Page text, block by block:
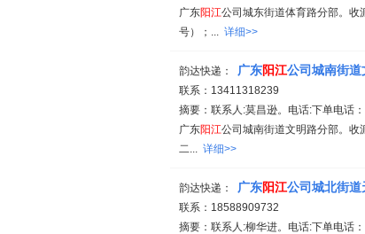
广东阳江公司城东街道体育路分部。收
号）；... 详细>>
韵达快递： 广东阳江公司城南街道
联系：13411318239
摘要：联系人:莫昌逊。电话:下单电话
广东阳江公司城南街道文明路分部。收
二... 详细>>
韵达快递： 广东阳江公司城北街道
联系：18588909732
摘要：联系人:柳华进。电话:下单电话